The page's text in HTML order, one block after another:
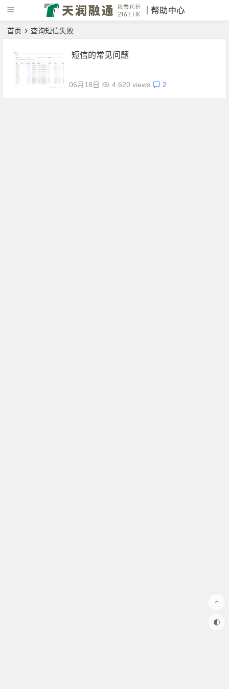
首页 查询短信失败
短信的常见问题
06月18日 4,620 views 2